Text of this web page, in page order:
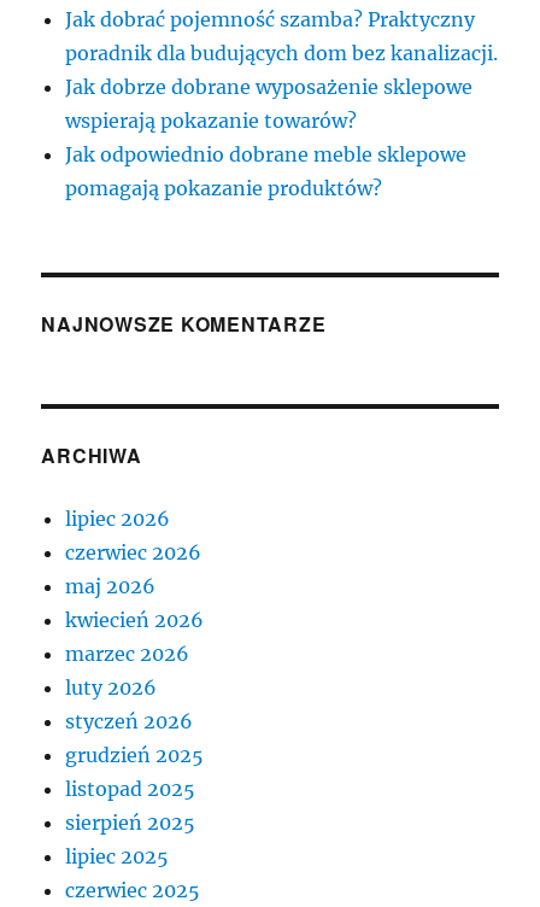
Jak dobrać pojemność szamba? Praktyczny
poradnik dla budujących dom bez kanalizacji.
Jak dobrze dobrane wyposażenie sklepowe
wspierają pokazanie towarów?
Jak odpowiednio dobrane meble sklepowe
pomagają pokazanie produktów?
NAJNOWSZE KOMENTARZE
ARCHIWA
lipiec 2026
czerwiec 2026
maj 2026
kwiecień 2026
marzec 2026
luty 2026
styczeń 2026
grudzień 2025
listopad 2025
sierpień 2025
lipiec 2025
czerwiec 2025